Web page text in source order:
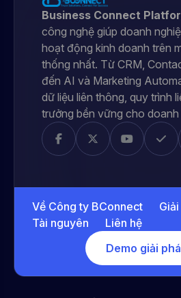
Business Connect
công nghệ giúp doanh
hoạt động kinh doanh trên
thống nhất. Từ CRM,
đến AI và Marketing
dữ liệu liên thông, quy trình
trưởng bền vững cho doanh
Về Công ty BConnect
Tài nguyên
Liên hệ
Demo giải